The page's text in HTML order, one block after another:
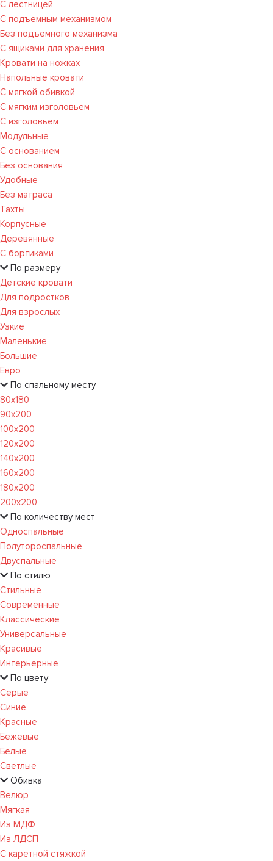
С лестницей
С подъемным механизмом
Без подъемного механизма
С ящиками для хранения
Кровати на ножках
Напольные кровати
С мягкой обивкой
С мягким изголовьем
С изголовьем
Модульные
С основанием
Без основания
Удобные
Без матраса
Тахты
Корпусные
Деревянные
С бортиками
По размеру
Детские кровати
Для подростков
Для взрослых
Узкие
Маленькие
Большие
Евро
По спальному месту
80х180
90х200
100х200
120x200
140х200
160х200
180х200
200х200
По количеству мест
Односпальные
Полутороспальные
Двуспальные
По стилю
Стильные
Современные
Классические
Универсальные
Красивые
Интерьерные
По цвету
Серые
Синие
Красные
Бежевые
Белые
Светлые
Обивка
Велюр
Мягкая
Из МДФ
Из ЛДСП
С каретной стяжкой